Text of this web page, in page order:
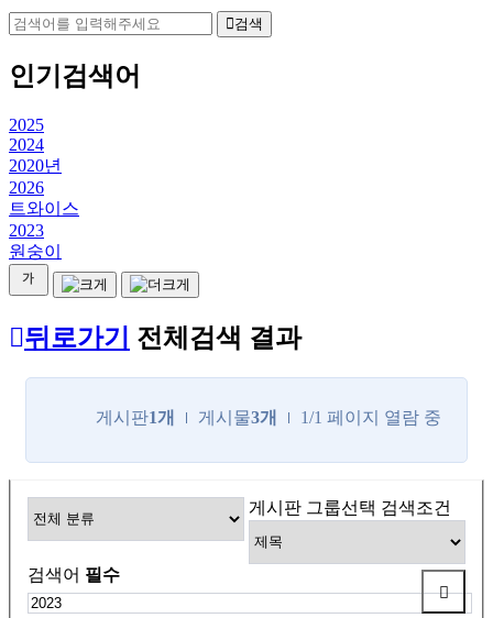
검색
인기검색어
2025
2024
2020년
2026
트와이스
2023
원숭이
뒤로가기 전체검색 결과
게시판1개 게시물3개 1/1 페이지 열람 중
게시판 그룹선택 검색조건
검색어 필수